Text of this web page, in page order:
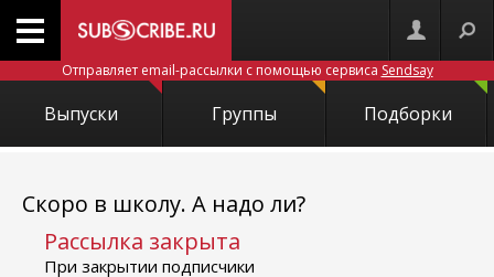
Отправляет email-рассылки с помощью сервиса Sendsay
Выпуски Группы Подборки
Скоро в школу. А надо ли?
Рассылка закрыта
При закрытии подписчики